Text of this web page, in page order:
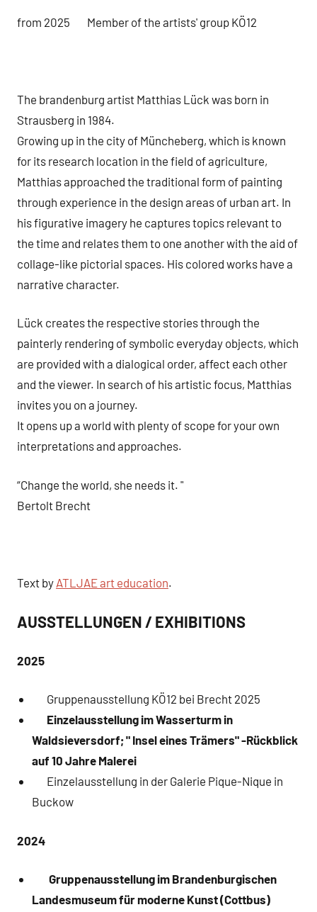
from 2025 Member of the artists' group KÖ12
The brandenburg artist Matthias Lück was born in
Strausberg in 1984.
Growing up in the city of Müncheberg, which is known
for its research location in the field of agriculture,
Matthias approached the traditional form of painting
through experience in the design areas of urban art. In
his figurative imagery he captures topics relevant to
the time and relates them to one another with the aid of
collage-like pictorial spaces. His colored works have a
narrative character.
Lück creates the respective stories through the
painterly rendering of symbolic everyday objects, which
are provided with a dialogical order, affect each other
and the viewer. In search of his artistic focus, Matthias
invites you on a journey.
It opens up a world with plenty of scope for your own
interpretations and approaches.
“Change the world, she needs it. "
Bertolt Brecht
Text by ATLJAE art education.
AUSSTELLUNGEN / EXHIBITIONS
2025
Gruppenausstellung KÖ12 bei Brecht 2025
Einzelausstellung im Wasserturm in
Waldsieversdorf; " Insel eines Trämers" -Rückblick
auf 10 Jahre Malerei
Einzelausstellung in der Galerie Pique-Nique in
Buckow
2024
Gruppenausstellung im Brandenburgischen
Landesmuseum für moderne Kunst (Cottbus)